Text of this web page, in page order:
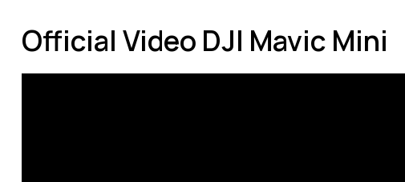
Official Video DJI Mavic Mini